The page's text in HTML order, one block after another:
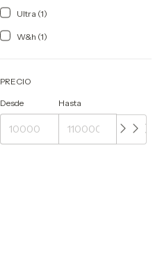
Ultra (1)
W&h (1)
PRECIO
Desde Hasta